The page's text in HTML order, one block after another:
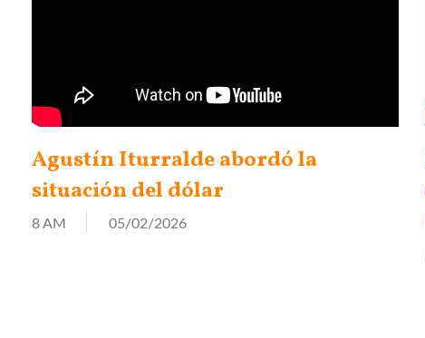
Agustín Iturralde abordó la
situación del dólar
8 AM 05/02/2026